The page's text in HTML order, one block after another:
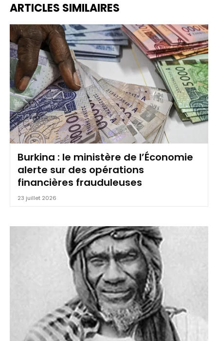
ARTICLES SIMILAIRES
Burkina : le ministère de l’Économie
alerte sur des opérations
financières frauduleuses
23 juillet 2026